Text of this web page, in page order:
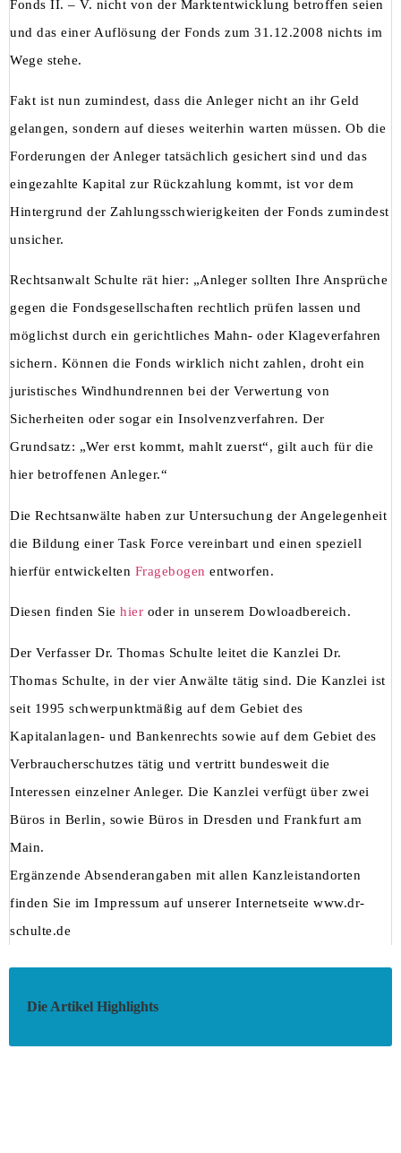
Fonds II. – V. nicht von der Marktentwicklung betroffen seien
und das einer Auflösung der Fonds zum 31.12.2008 nichts im
Wege stehe.
Fakt ist nun zumindest, dass die Anleger nicht an ihr Geld
gelangen, sondern auf dieses weiterhin warten müssen. Ob die
Forderungen der Anleger tatsächlich gesichert sind und das
eingezahlte Kapital zur Rückzahlung kommt, ist vor dem
Hintergrund der Zahlungsschwierigkeiten der Fonds zumindest
unsicher.
Rechtsanwalt Schulte rät hier: „Anleger sollten Ihre Ansprüche
gegen die Fondsgesellschaften rechtlich prüfen lassen und
möglichst durch ein gerichtliches Mahn- oder Klageverfahren
sichern. Können die Fonds wirklich nicht zahlen, droht ein
juristisches Windhundrennen bei der Verwertung von
Sicherheiten oder sogar ein Insolvenzverfahren. Der
Grundsatz: „Wer erst kommt, mahlt zuerst“, gilt auch für die
hier betroffenen Anleger.“
Die Rechtsanwälte haben zur Untersuchung der Angelegenheit
die Bildung einer Task Force vereinbart und einen speziell
hierfür entwickelten Fragebogen entworfen.
Diesen finden Sie hier oder in unserem Dowloadbereich.
Der Verfasser Dr. Thomas Schulte leitet die Kanzlei Dr.
Thomas Schulte, in der vier Anwälte tätig sind. Die Kanzlei ist
seit 1995 schwerpunktmäßig auf dem Gebiet des
Kapitalanlagen- und Bankenrechts sowie auf dem Gebiet des
Verbraucherschutzes tätig und vertritt bundesweit die
Interessen einzelner Anleger. Die Kanzlei verfügt über zwei
Büros in Berlin, sowie Büros in Dresden und Frankfurt am
Main.
Ergänzende Absenderangaben mit allen Kanzleistandorten
finden Sie im Impressum auf unserer Internetseite www.dr-
schulte.de
Die Artikel Highlights